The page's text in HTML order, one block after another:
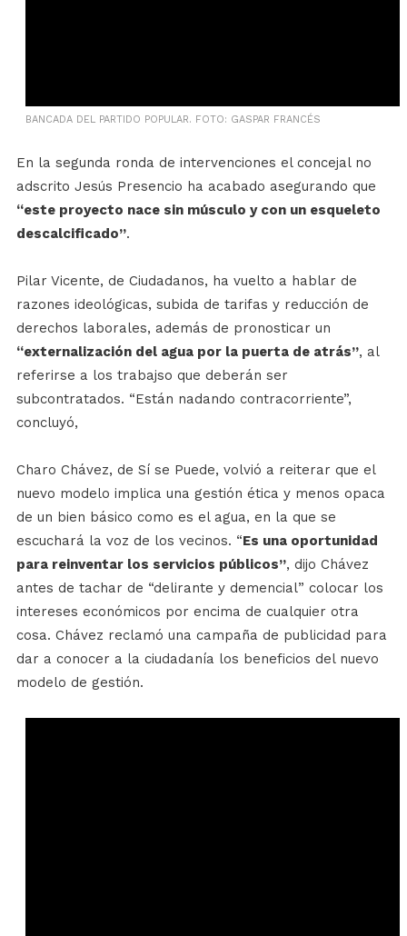
BANCADA DEL PARTIDO POPULAR. FOTO: GASPAR FRANCÉS
En la segunda ronda de intervenciones el concejal no
adscrito Jesús Presencio ha acabado asegurando que
“este proyecto nace sin músculo y con un esqueleto
descalcificado”.
Pilar Vicente, de Ciudadanos, ha vuelto a hablar de
razones ideológicas, subida de tarifas y reducción de
derechos laborales, además de pronosticar un
“externalización del agua por la puerta de atrás”, al
referirse a los trabajso que deberán ser
subcontratados. “Están nadando contracorriente”,
concluyó,
Charo Chávez, de Sí se Puede, volvió a reiterar que el
nuevo modelo implica una gestión ética y menos opaca
de un bien básico como es el agua, en la que se
escuchará la voz de los vecinos. “Es una oportunidad
para reinventar los servicios públicos”, dijo Chávez
antes de tachar de “delirante y demencial” colocar los
intereses económicos por encima de cualquier otra
cosa. Chávez reclamó una campaña de publicidad para
dar a conocer a la ciudadanía los beneficios del nuevo
modelo de gestión.